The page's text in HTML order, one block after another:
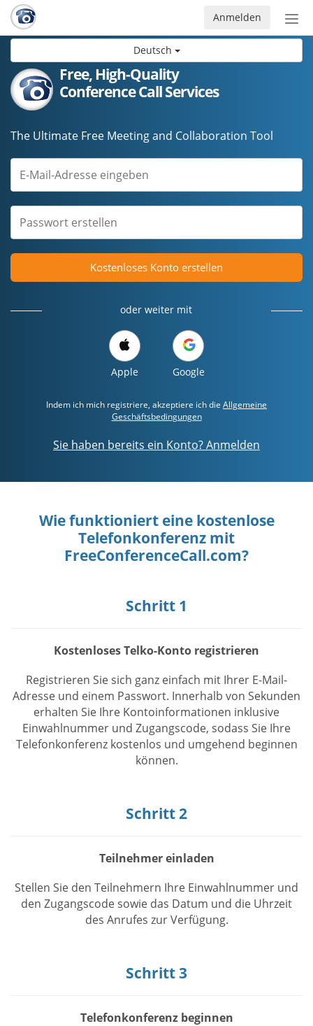
Deutsch
Anmelden
Free, High-Quality
Conference Call Services
The Ultimate Free Meeting and Collaboration Tool
Kostenloses Konto erstellen
oder weiter mit
Apple Google
Indem ich mich registriere, akzeptiere ich die Allgemeine
Geschäftsbedingungen
Sie haben bereits ein Konto? Anmelden
Wie funktioniert eine kostenlose
Telefonkonferenz mit
FreeConferenceCall.com?
Schritt 1
Kostenloses Telko-Konto registrieren
Registrieren Sie sich ganz einfach mit Ihrer E-Mail-
Adresse und einem Passwort. Innerhalb von Sekunden
erhalten Sie Ihre Kontoinformationen inklusive
Einwahlnummer und Zugangscode, sodass Sie Ihre
Telefonkonferenz kostenlos und umgehend beginnen
können.
Schritt 2
Teilnehmer einladen
Stellen Sie den Teilnehmern Ihre Einwahlnummer und
den Zugangscode sowie das Datum und die Uhrzeit
des Anrufes zur Verfügung.
Schritt 3
Telefonkonferenz beginnen